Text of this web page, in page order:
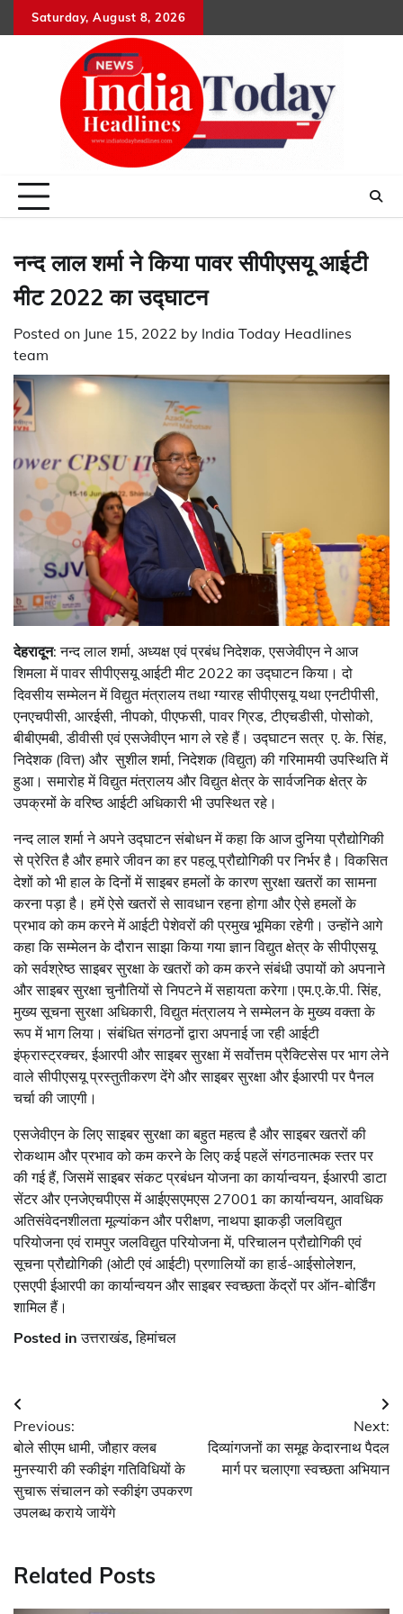
to
Saturday, August 8, 2026
नन्द लाल शर्मा ने किया पावर सीपीएसयू आईटी
मीट 2022 का उद्घाटन
Posted on June 15, 2022 by India Today Headlines
team
देहरादून: नन्द लाल शर्मा, अध्यक्ष एवं प्रबंध निदेशक, एसजेवीएन ने आज
शिमला में पावर सीपीएसयू आईटी मीट 2022 का उद्घाटन किया। दो
दिवसीय सम्मेलन में विद्युत मंत्रालय तथा ग्यारह सीपीएसयू यथा एनटीपीसी,
एनएचपीसी, आरईसी, नीपको, पीएफसी, पावर ग्रिड, टीएचडीसी, पोसोको,
बीबीएमबी, डीवीसी एवं एसजेवीएन भाग ले रहे हैं। उद्घाटन सत्र ए. के. सिंह,
निदेशक (वित्त) और सुशील शर्मा, निदेशक (विद्युत) की गरिमामयी उपस्थिति में
हुआ। समारोह में विद्युत मंत्रालय और विद्युत क्षेत्र के सार्वजनिक क्षेत्र के
उपक्रमों के वरिष्ठ आईटी अधिकारी भी उपस्थित रहे।
नन्द लाल शर्मा ने अपने उद्घाटन संबोधन में कहा कि आज दुनिया प्रौद्योगिकी
से प्रेरित है और हमारे जीवन का हर पहलू प्रौद्योगिकी पर निर्भर है। विकसित
देशों को भी हाल के दिनों में साइबर हमलों के कारण सुरक्षा खतरों का सामना
करना पड़ा है। हमें ऐसे खतरों से सावधान रहना होगा और ऐसे हमलों के
प्रभाव को कम करने में आईटी पेशेवरों की प्रमुख भूमिका रहेगी। उन्होंने आगे
कहा कि सम्मेलन के दौरान साझा किया गया ज्ञान विद्युत क्षेत्र के सीपीएसयू
को सर्वश्रेष्ठ साइबर सुरक्षा के खतरों को कम करने संबंधी उपायों को अपनाने
और साइबर सुरक्षा चुनौतियों से निपटने में सहायता करेगा।एम.ए.के.पी. सिंह,
मुख्य सूचना सुरक्षा अधिकारी, विद्युत मंत्रालय ने सम्मेलन के मुख्य वक्ता के
रूप में भाग लिया। संबंधित संगठनों द्वारा अपनाई जा रही आईटी
इंफ्रास्ट्रक्चर, ईआरपी और साइबर सुरक्षा में सर्वोत्तम प्रैक्टिसेस पर भाग लेने
वाले सीपीएसयू प्रस्तुतीकरण देंगे और साइबर सुरक्षा और ईआरपी पर पैनल
चर्चा की जाएगी।
एसजेवीएन के लिए साइबर सुरक्षा का बहुत महत्व है और साइबर खतरों की
रोकथाम और प्रभाव को कम करने के लिए कई पहलें संगठनात्मक स्तर पर
की गई हैं, जिसमें साइबर संकट प्रबंधन योजना का कार्यान्वयन, ईआरपी डाटा
सेंटर और एनजेएचपीएस में आईएसएमएस 27001 का कार्यान्वयन, आवधिक
अतिसंवेदनशीलता मूल्यांकन और परीक्षण, नाथपा झाकड़ी जलविद्युत
परियोजना एवं रामपुर जलविद्युत परियोजना में, परिचालन प्रौद्योगिकी एवं
सूचना प्रौद्योगिकी (ओटी एवं आईटी) प्रणालियों का हार्ड-आईसोलेशन,
एसएपी ईआरपी का कार्यान्वयन और साइबर स्वच्छता केंद्रों पर ऑन-बोर्डिंग
शामिल हैं।
Posted inउत्तराखंड,हिमांचल
Post
navigation
Previous:
बोले सीएम धामी, जौहार क्लब
मुनस्यारी की स्कीइंग गतिविधियों के
सुचारू संचालन को स्कीइंग उपकरण
उपलब्ध कराये जायेंगे
Next:
दिव्यांगजनों का समूह केदारनाथ पैदल
मार्ग पर चलाएगा स्वच्छता अभियान
Related Posts